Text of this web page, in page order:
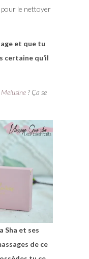
pour le nettoyer
et que tu
certaine qu’il
? Ça se
Sha et ses
de ce